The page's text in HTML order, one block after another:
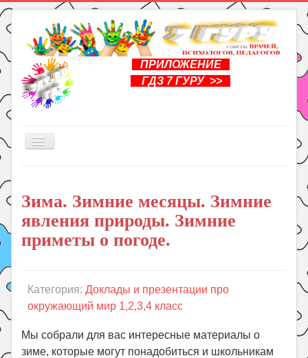
ПРИЛОЖЕНИЕ
ГДЗ 7 ГУРУ >>
Включить/
Книги
Рукоделие
Подготовка к школе
ГДЗ
Праздники
Психология
Зима. Зимние месяцы. Зимние
явления природы. Зимние
приметы о погоде.
Категория:Доклады и презентации про
окружающий мир 1,2,3,4 класс
Мы собрали для вас интересные материалы о
зиме, которые могут понадобиться и школьникам